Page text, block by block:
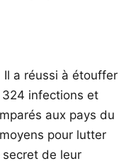
a réussi à étouffer
324 infections et
aux pays du
pour lutter
de leur